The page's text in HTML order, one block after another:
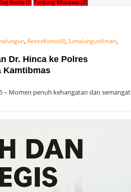
Tag Berita(7) Tanjung Morawa (8)
, ResesKomisiIII, SimalungunAman,
Dr. Hinca ke Polres
Kamtibmas
– Momen penuh kehangatan dan semangat